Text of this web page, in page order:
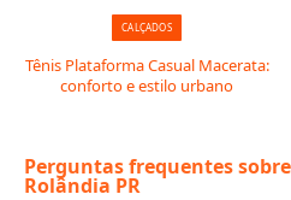
CALÇADOS
Tênis Plataforma Casual Macerata:
conforto e estilo urbano
Perguntas frequentes
Rolândia PR